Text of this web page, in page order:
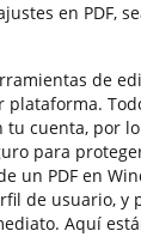
en PDF,
de
cuenta, por
para
un PDF en
de usuario, y
Aquí